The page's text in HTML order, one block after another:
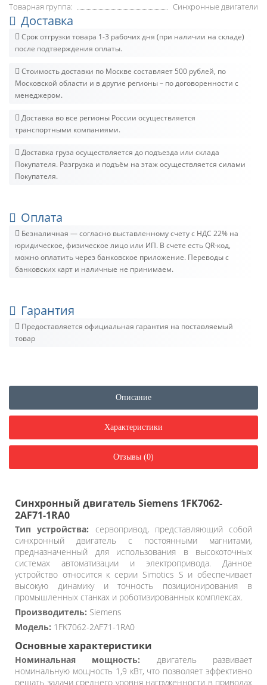
Товарная группа: Синхронные двигатели
Доставка
Срок отгрузки товара 1-3 рабочих дня (при наличии на складе)
после подтверждения оплаты.
Стоимость доставки по Москве составляет 500 рублей, по
Московской области и в другие регионы – по договоренности с
менеджером.
Доставка во все регионы России осуществляется
транспортными компаниями.
Доставка груза осуществляется до подъезда или склада
Покупателя. Разгрузка и подъём на этаж осуществляется силами
Покупателя.
Оплата
Безналичная — согласно выставленному счету c НДС 22% на
юридическое, физическое лицо или ИП. В счете есть QR-код,
можно оплатить через банковское приложение. Переводы с
банковских карт и наличные не принимаем.
Гарантия
Предоставляется официальная гарантия на поставляемый
товар
Описание
Характеристики
Отзывы (0)
Синхронный двигатель Siemens 1FK7062-
2AF71-1RA0
Тип устройства: сервопривод, представляющий собой
синхронный двигатель с постоянными магнитами,
предназначенный для использования в высокоточных
системах автоматизации и электропривода. Данное
устройство относится к серии Simotics S и обеспечивает
высокую динамику и точность позиционирования в
промышленных станках и роботизированных комплексах.
Производитель: Siemens
Модель: 1FK7062-2AF71-1RA0
Основные характеристики
Номинальная мощность: двигатель развивает
номинальную мощность 1,9 кВт, что позволяет эффективно
решать задачи среднего уровня нагруженности в приводах